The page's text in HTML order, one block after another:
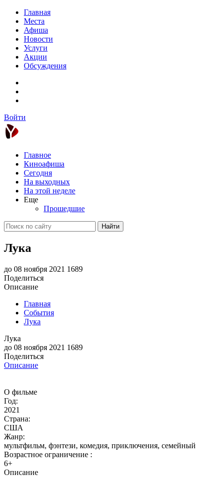
Главная
Места
Афиша
Новости
Услуги
Акции
Обсуждения
Войти
Главное
Киноафиша
Сегодня
На выходных
На этой неделе
Еще
Прошедшие
Найти
Лука
до 08 ноября 2021 1689
Поделиться
Описание
Главная
События
Лука
Лука
до 08 ноября 2021 1689
Поделиться
Описание
О фильме
Год:
2021
Страна:
США
Жанр:
мультфильм, фэнтези, комедия, приключения, семейный
Возрастное ограничение :
6+
Описание